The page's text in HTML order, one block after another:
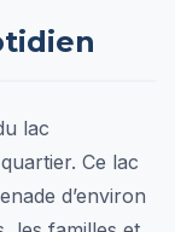
lac
Ce lac
d’environ